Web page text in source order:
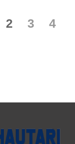
2 3 4